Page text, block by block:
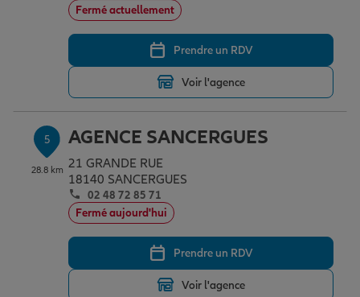
Fermé actuellement
Prendre un RDV
Voir l'agence
5
28.8 km
AGENCE SANCERGUES
21 GRANDE RUE
18140 SANCERGUES
02 48 72 85 71
Fermé aujourd'hui
Prendre un RDV
Voir l'agence